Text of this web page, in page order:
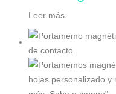
Leer más